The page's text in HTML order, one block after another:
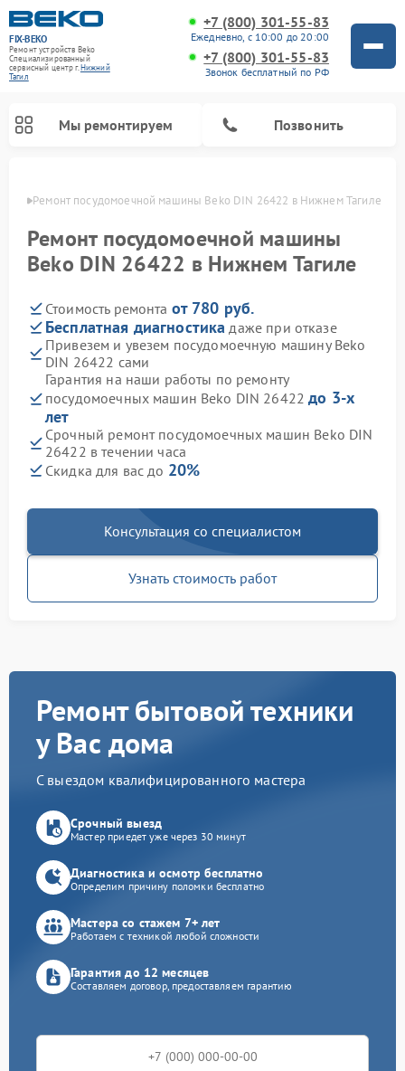
FIX-BEKO
Ремонт устройств Beko
Специализированный
cервисный центр г.Нижний
Тагил
+7 (800) 301-55-83
Ежедневно, с 10:00 до 20:00
+7 (800) 301-55-83
Звонок бесплатный по РФ
Мы ремонтируем Позвонить
Ремонт посудомоечной машины Beko DIN 26422 в Нижнем Тагиле
Ремонт посудомоечной машины
Beko DIN 26422 в Нижнем Тагиле
Стоимость ремонта от 780 руб.
Бесплатная диагностика даже при отказе
Привезем и увезем посудомоечную машину Beko
DIN 26422 сами
Гарантия на наши работы по ремонту
посудомоечных машин Beko DIN 26422до 3-х
лет
Срочный ремонт посудомоечных машин Beko DIN
26422 в течении часа
Скидка для вас до 20%
Консультация со специалистом
Узнать стоимость работ
Ремонт бытовой техники
у Вас дома
С выездом квалифицированного мастера
Срочный выезд
Мастер приедет уже через 30 минут
Диагностика и осмотр бесплатно
Определим причину поломки бесплатно
Мастера со стажем 7+ лет
Работаем с техникой любой сложности
Гарантия до 12 месяцев
Составляем договор, предоставляем гарантию